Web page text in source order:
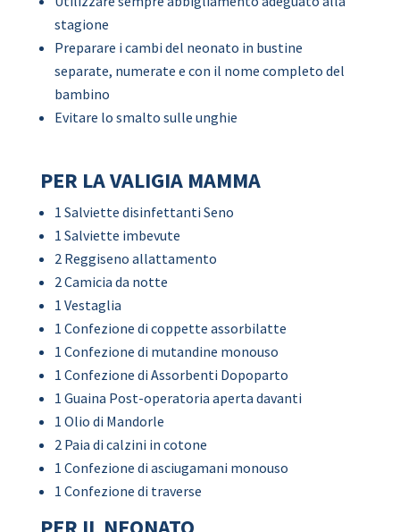
stagione
Preparare i cambi del neonato in bustine
separate, numerate e con il nome completo del
bambino
Evitare lo smalto sulle unghie
PER LA VALIGIA MAMMA
1 Salviette disinfettanti Seno
1 Salviette imbevute
2 Reggiseno allattamento
2 Camicia da notte
1 Vestaglia
1 Confezione di coppette assorbilatte
1 Confezione di mutandine monouso
1 Confezione di Assorbenti Dopoparto
1 Guaina Post-operatoria aperta davanti
1 Olio di Mandorle
2 Paia di calzini in cotone
1 Confezione di asciugamani monouso
1 Confezione di traverse